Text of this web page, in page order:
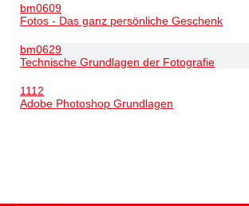
bm0609
Fotos - Das ganz persönliche Geschenk
bm0629
Technische Grundlagen der Fotografie
1112
Adobe Photoshop Grundlagen